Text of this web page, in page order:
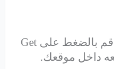
نجحت في اضافة موقعك, الآن قم بالضغط على Get